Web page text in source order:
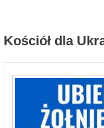
Kościół dla